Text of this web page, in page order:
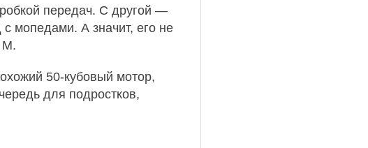
передач. С другой —
мопедами. А значит, его не
М.
50‑кубовый мотор,
для подростков,